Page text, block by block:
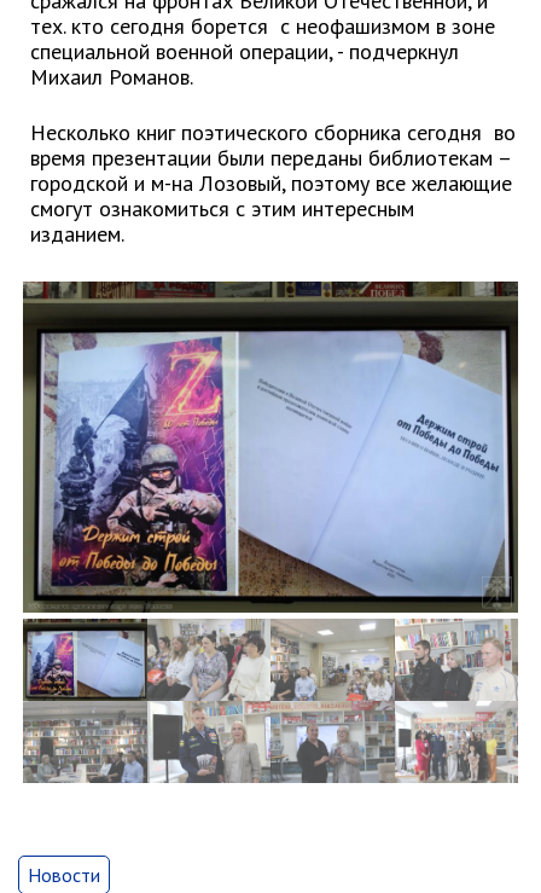
О финансовом управлении
Управление по организационно-
контрольной работе
Управление экономики и
собственности
Об управлении экономики и
собственности
Труд
Специалисты по вопросам
потребительского рынка
Отдел имущественных
отношений
Об отделе имущественных
отношений
Аукционные торги
Отдел территриального
развития
Отдел АПКиООС
Об отделе
Отдел по учёту и переселению
граждан
Управление образования
тех. кто сегодня борется с неофашизмом в зоне
специальной военной операции, - подчеркнул
Михаил Романов.
Несколько книг поэтического сборника сегодня во
время презентации были переданы библиотекам –
городской и м-на Лозовый, поэтому все желающие
смогут ознакомиться с этим интересным
изданием.
Новости